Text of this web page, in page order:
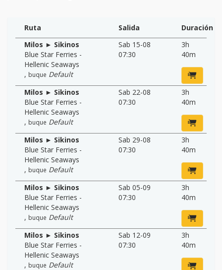
Ruta Salida
Duración
Milos ► Sikinos
Blue Star Ferries -
Hellenic Seaways
, buque Default
Sab 15-08
07:30
3h
40m
Milos ► Sikinos
Blue Star Ferries -
Hellenic Seaways
, buque Default
Sab 22-08
07:30
3h
40m
Milos ► Sikinos
Blue Star Ferries -
Hellenic Seaways
, buque Default
Sab 29-08
07:30
3h
40m
Milos ► Sikinos
Blue Star Ferries -
Hellenic Seaways
, buque Default
Sab 05-09
07:30
3h
40m
Milos ► Sikinos
Blue Star Ferries -
Hellenic Seaways
, buque Default
Sab 12-09
07:30
3h
40m